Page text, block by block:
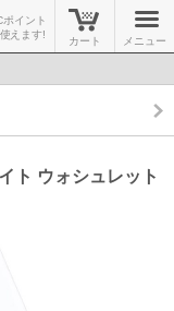
ポイント
えます!
カート メニュー
ト ウォシュレット